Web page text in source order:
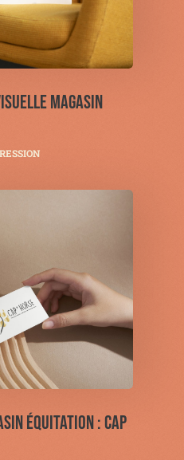
MAGASIN
ÉQUITATION : CAP